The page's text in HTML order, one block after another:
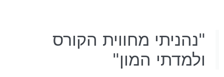
"נהניתי מחווית הקורס
ולמדתי המון"